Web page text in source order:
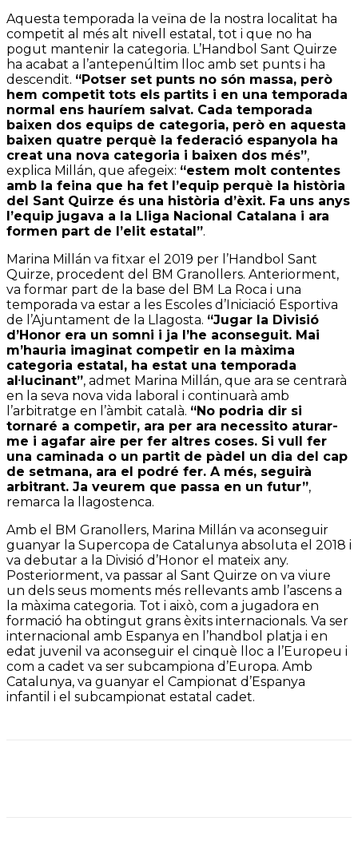
Aquesta temporada la veïna de la nostra localitat ha
competit al més alt nivell estatal, tot i que no ha
pogut mantenir la categoria. L’Handbol Sant Quirze
ha acabat a l’antepenúltim lloc amb set punts i ha
descendit. “Potser set punts no són massa, però
hem competit tots els partits i en una temporada
normal ens hauríem salvat. Cada temporada
baixen dos equips de categoria, però en aquesta
baixen quatre perquè la federació espanyola ha
creat una nova categoria i baixen dos més”,
explica Millán, que afegeix: “estem molt contentes
amb la feina que ha fet l’equip perquè la història
del Sant Quirze és una història d’èxit. Fa uns anys
l’equip jugava a la Lliga Nacional Catalana i ara
formen part de l’elit estatal”.
Marina Millán va fitxar el 2019 per l’Handbol Sant
Quirze, procedent del BM Granollers. Anteriorment,
va formar part de la base del BM La Roca i una
temporada va estar a les Escoles d’Iniciació Esportiva
de l’Ajuntament de la Llagosta. “Jugar la Divisió
d’Honor era un somni i ja l’he aconseguit. Mai
m’hauria imaginat competir en la màxima
categoria estatal, ha estat una temporada
al·lucinant”, admet Marina Millán, que ara se centrarà
en la seva nova vida laboral i continuarà amb
l’arbitratge en l’àmbit català. “No podria dir si
tornaré a competir, ara per ara necessito aturar-
me i agafar aire per fer altres coses. Si vull fer
una caminada o un partit de pàdel un dia del cap
de setmana, ara el podré fer. A més, seguirà
arbitrant. Ja veurem que passa en un futur”,
remarca la llagostenca.
Amb el BM Granollers, Marina Millán va aconseguir
guanyar la Supercopa de Catalunya absoluta el 2018 i
va debutar a la Divisió d’Honor el mateix any.
Posteriorment, va passar al Sant Quirze on va viure
un dels seus moments més rellevants amb l’ascens a
la màxima categoria. Tot i això, com a jugadora en
formació ha obtingut grans èxits internacionals. Va ser
internacional amb Espanya en l’handbol platja i en
edat juvenil va aconseguir el cinquè lloc a l’Europeu i
com a cadet va ser subcampiona d’Europa. Amb
Catalunya, va guanyar el Campionat d’Espanya
infantil i el subcampionat estatal cadet.